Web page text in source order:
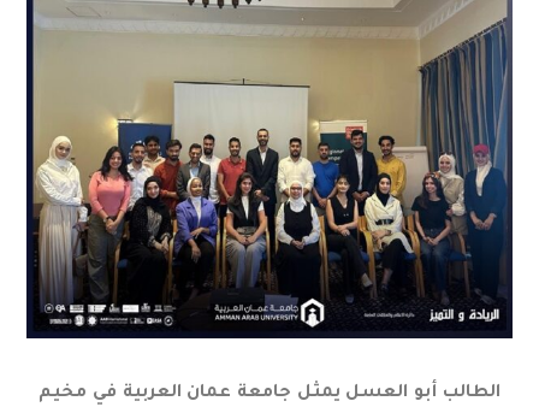
الطالب أبو العسل يمثل جامعة عمان العربية في مخيم